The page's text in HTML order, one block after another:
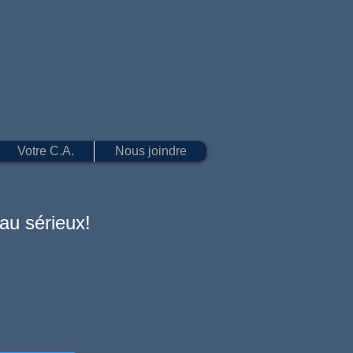
Votre C.A. Nous joindre
sérieux!